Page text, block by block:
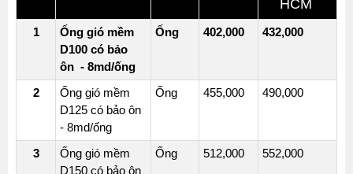
HCM
1
Ống gió mềm
D100 có bảo
ôn - 8md/ống
Ống 402,000 432,000
2
Ống gió mềm
D125 có bảo ôn
- 8md/ống
Ống 455,000 490,000
3
Ống gió mềm
D150 có bảo ôn
Ống 512,000 552,000